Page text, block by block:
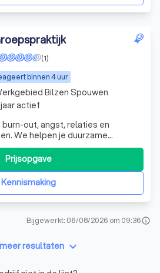
binnen 4 uur
(1)
out, angst, relaties en
We helpen je duurzame
maken, zonder lange wachtlijsten.
waar je kunt ontdekken
en hoe je deze kunt
o.a. lichaamsgerichte
Kennismaking
Prijsopgave
Bilzen Spouwen
actief
Bijgewerkt: 06/08/2026 om 09:36info
resultaten keyboard_arrow_down